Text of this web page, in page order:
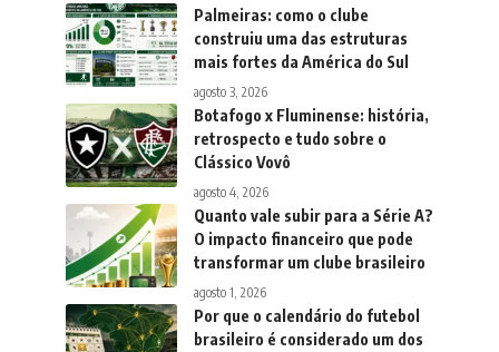
Palmeiras: como o clube
construiu uma das estruturas
mais fortes da América do Sul
agosto 3, 2026
Botafogo x Fluminense: história,
retrospecto e tudo sobre o
Clássico Vovô
agosto 4, 2026
Quanto vale subir para a Série A?
O impacto financeiro que pode
transformar um clube brasileiro
agosto 1, 2026
Por que o calendário do futebol
brasileiro é considerado um dos